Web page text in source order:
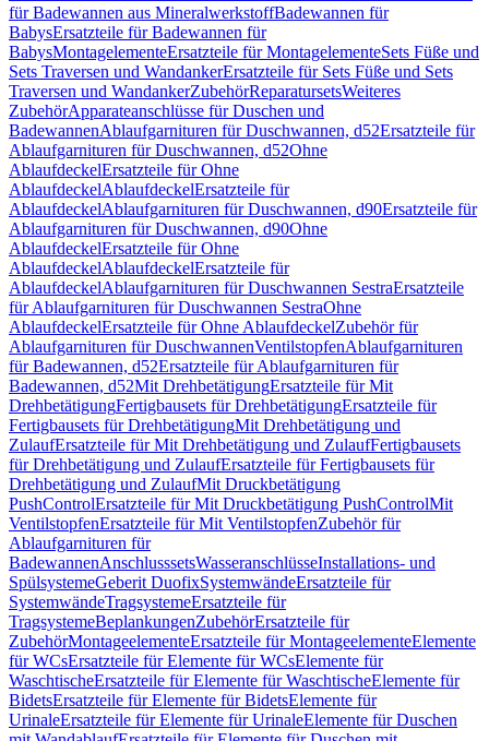
für Badewannen aus MineralwerkstoffBadewannen für
BabysErsatzteile für Badewannen für
BabysMontagelementeErsatzteile für MontagelementeSets Füße und
Sets Traversen und WandankerErsatzteile für Sets Füße und Sets
Traversen und WandankerZubehörReparatursetsWeiteres
ZubehörApparateanschlüsse für Duschen und
BadewannenAblaufgarnituren für Duschwannen, d52Ersatzteile für
Ablaufgarnituren für Duschwannen, d52Ohne
AblaufdeckelErsatzteile für Ohne
AblaufdeckelAblaufdeckelErsatzteile für
AblaufdeckelAblaufgarnituren für Duschwannen, d90Ersatzteile für
Ablaufgarnituren für Duschwannen, d90Ohne
AblaufdeckelErsatzteile für Ohne
AblaufdeckelAblaufdeckelErsatzteile für
AblaufdeckelAblaufgarnituren für Duschwannen SestraErsatzteile
für Ablaufgarnituren für Duschwannen SestraOhne
AblaufdeckelErsatzteile für Ohne AblaufdeckelZubehör für
Ablaufgarnituren für DuschwannenVentilstopfenAblaufgarnituren
für Badewannen, d52Ersatzteile für Ablaufgarnituren für
Badewannen, d52Mit DrehbetätigungErsatzteile für Mit
DrehbetätigungFertigbausets für DrehbetätigungErsatzteile für
Fertigbausets für DrehbetätigungMit Drehbetätigung und
ZulaufErsatzteile für Mit Drehbetätigung und ZulaufFertigbausets
für Drehbetätigung und ZulaufErsatzteile für Fertigbausets für
Drehbetätigung und ZulaufMit Druckbetätigung
PushControlErsatzteile für Mit Druckbetätigung PushControlMit
VentilstopfenErsatzteile für Mit VentilstopfenZubehör für
Ablaufgarnituren für
BadewannenAnschlusssetsWasseranschlüsseInstallations- und
SpülsystemeGeberit DuofixSystemwändeErsatzteile für
SystemwändeTragsystemeErsatzteile für
TragsystemeBeplankungenZubehörErsatzteile für
ZubehörMontageelementeErsatzteile für MontageelementeElemente
für WCsErsatzteile für Elemente für WCsElemente für
WaschtischeErsatzteile für Elemente für WaschtischeElemente für
BidetsErsatzteile für Elemente für BidetsElemente für
UrinaleErsatzteile für Elemente für UrinaleElemente für Duschen